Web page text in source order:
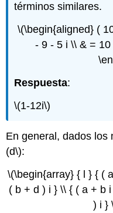
términos similares.
\(\begin{aligned} (
- 9 - 5 i \\ & =
Respuesta:
\(1-12i\)
En general, dados los
(d\):
\(\begin{array} { l } { (
( b + d ) i } \\ { ( a + b
) i }